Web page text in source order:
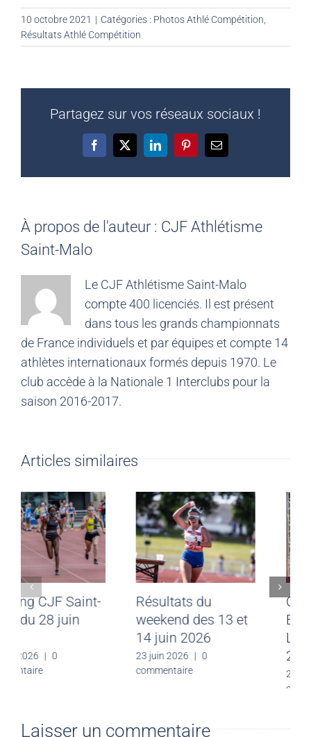
10 octobre 2021 | Catégories : Photos Athlé Compétition
Résultats Athlé Compétition
Partagez sur vos réseaux sociaux !
Facebook
X LinkedInPinterestEmail
À propos de l'auteur : CJF Athlétisme
Saint-Malo
Le CJF Athlétisme Saint-Malo
compte 400 licenciés. Il est présent
dans tous les grands championnats
de France individuels et par équipes et compte 14
athlètes internationaux formés depuis 1970. Le
club accède à la Nationale 1 Interclubs pour la
saison 2016-2017.
Articles similaires
Meeting CJF Saint-
Malo du 28 juin
30 juin 2026
commentaire
Résultats du
weekend des 13 et
14 juin 2026
23 juin 2026
commentaire
Laisser un commentaire